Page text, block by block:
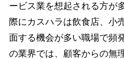
ービス業を想起される方が
際にカスハラは飲食店、小
面する機会が多い職場で頻
の業界では、顧客からの無